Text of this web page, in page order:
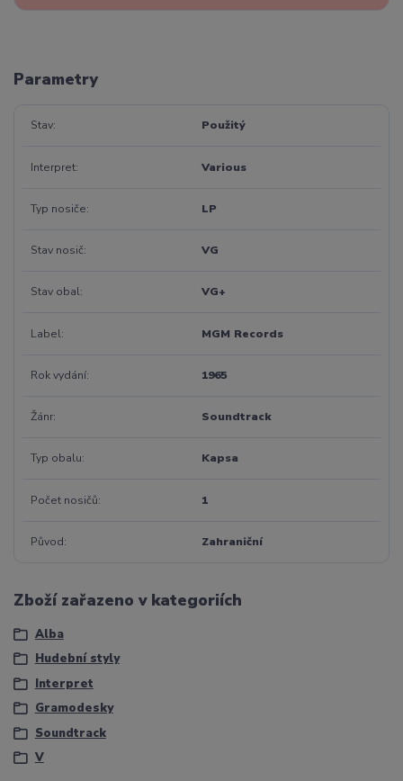
Parametry
Stav Použitý
Interpret Various
Typ nosiče LP
Stav nosič VG
Stav obal VG+
Label MGM Records
Rok vydání 1965
Žánr Soundtrack
Typ obalu Kapsa
Počet nosičů 1
Původ Zahraniční
Zboží zařazeno v kategoriích
Alba
Hudební styly
Interpret
Gramodesky
Soundtrack
V